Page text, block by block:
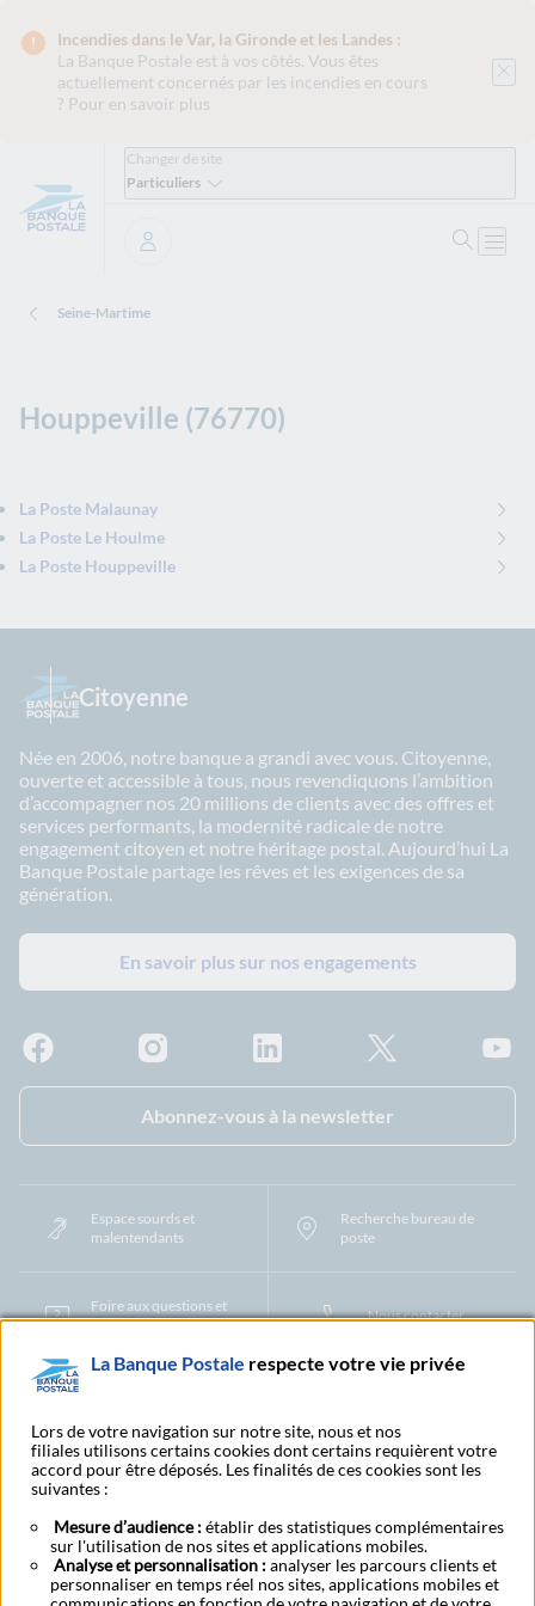
Incendies dans le Var, la Gironde et les Landes :
La Banque Postale est à vos côtés. Vous êtes
actuellement concernés par les incendies en cours
? Pour en savoir plus
Changer de site
Particuliers
Se connecter
Seine-Martime
Houppeville (76770)
La Poste Malaunay
La Poste Le Houlme
La Poste Houppeville
Citoyenne
Née en 2006, notre banque a grandi avec vous. Citoyenne,
ouverte et accessible à tous, nous revendiquons l’ambition
d’accompagner nos 20 millions de clients avec des offres et
services performants, la modernité radicale de notre
engagement citoyen et notre héritage postal. Aujourd’hui La
Banque Postale partage les rêves et les exigences de sa
génération.
En savoir plus sur nos engagements
Abonnez-vous à la newsletter
Espace sourds et
malentendants
Recherche bureau de
poste
Foire aux questions et
centre d'aide
Nous contacter
Protection des Données à Caractère PersonnelFiliales et partenaires
CookiesGestion des cookiesActualiser vos informations
Contestation et réclamation Coordonnées Centres Financiers
Alertes fraudes et points de vigilance Actualités réglementaires CGU
Aide navigateur et systèmes d'exploitation
Vider le cache de votre navigateurLexique Aide et accessibilité
Accessibilité – Partiellement conforme Espace candidature
La Banque Postale respecte votre vie privée
Lors de votre navigation sur notre site, nous et nos
filiales utilisons certains cookies dont certains requièrent votre
accord pour être déposés. Les finalités de ces cookies sont les
suivantes :
Mesure d’audience :établir des statistiques complémentaires
sur l'utilisation de nos sites et applications mobiles.
Analyse et personnalisation :analyser les parcours clients et
personnaliser en temps réel nos sites, applications mobiles et